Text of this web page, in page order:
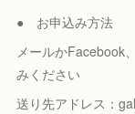
● お申込み方法
メールかFacebook
みください
送り先アドレス：